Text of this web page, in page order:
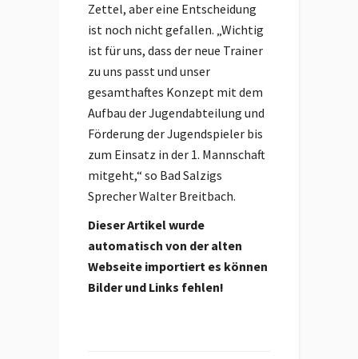
Zettel, aber eine Entscheidung
ist noch nicht gefallen. „Wichtig
ist für uns, dass der neue Trainer
zu uns passt und unser
gesamthaftes Konzept mit dem
Aufbau der Jugendabteilung und
Förderung der Jugendspieler bis
zum Einsatz in der 1. Mannschaft
mitgeht,“ so Bad Salzigs
Sprecher Walter Breitbach.
Dieser Artikel wurde
automatisch von der alten
Webseite importiert es können
Bilder und Links fehlen!